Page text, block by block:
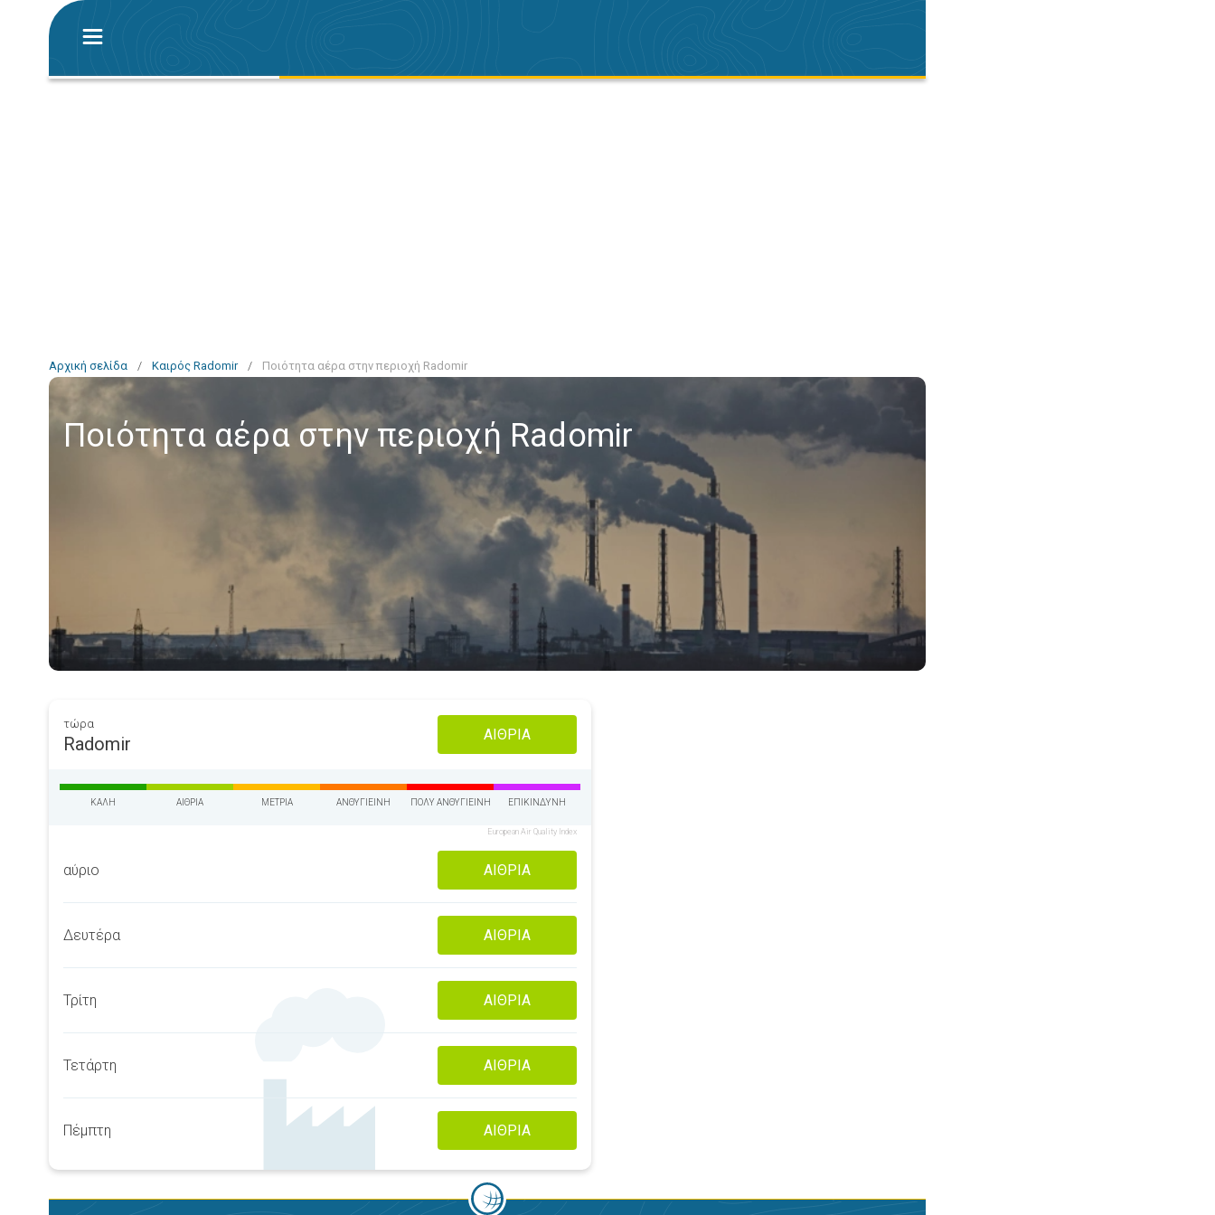
Αρχική σελίδα / Καιρός Radomir / Ποιότητα αέρα στην περιοχή Radomir
Ποιότητα αέρα στην περιοχή Radomir
τώρα
Radomir ΑΊΘΡΙΑ
ΚΑΛΉ ΑΊΘΡΙΑ ΜΈΤΡΙΑ ΑΝΘΥΓΙΕΙΝΉ ΠΟΛΎ ΑΝΘΥΓΙΕΙΝΉ ΕΠΙΚΊΝΔΥΝΗ
European Air Quality Index
αύριο ΑΊΘΡΙΑ
Δευτέρα ΑΊΘΡΙΑ
Τρίτη ΑΊΘΡΙΑ
Τετάρτη ΑΊΘΡΙΑ
Πέμπτη ΑΊΘΡΙΑ